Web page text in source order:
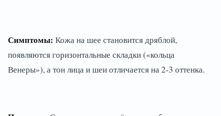
Симптомы: Кожа на шее становится дряблой,
появляются горизонтальные складки («кольца
Венеры»), а тон лица и шеи отличается на 2-3 оттенка.